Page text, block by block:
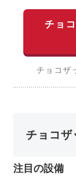
チョ
チョコザ
チョコザ
注目の設備